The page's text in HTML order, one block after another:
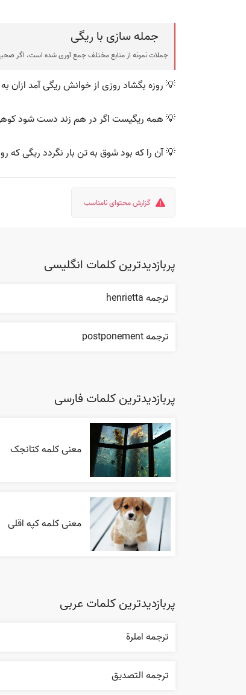
جمله سازی با ریگی
جملات نمونه از منابع مختلف جمع آوری شده است، اگر
💡 روزه بگشاد روزی از خوانش ریگی آمد ازان
💡 همه ریگیست اگر در هم زند دست شود
💡 آن را که بود شوق به تن بار نگردد ریگی که
گزارش محتوای نامناسب
پربازدیدترین کلمات انگلیسی
ترجمه henrietta
ترجمه postponement
پربازدیدترین کلمات فارسی
معنی کلمه کتانجک
معنی کلمه کپه اقلی
پربازدیدترین کلمات عربی
ترجمه املرة
ترجمه التصديق